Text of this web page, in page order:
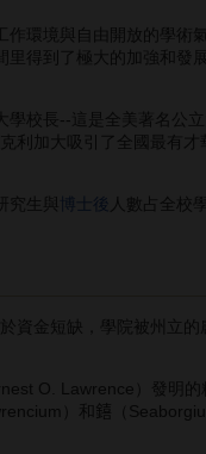
境與自由開放的學術
得到了極大的加強和發
校長--這是全美著名公
利加大吸引了全國最有
究生與 博士後 人數占全校
金短缺，學院被州立的
O. Lawrence）發明的
）和𨭎（